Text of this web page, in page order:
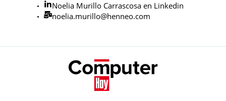
Noelia Murillo Carrascosa en Linkedin
noelia.murillo@henneo.com